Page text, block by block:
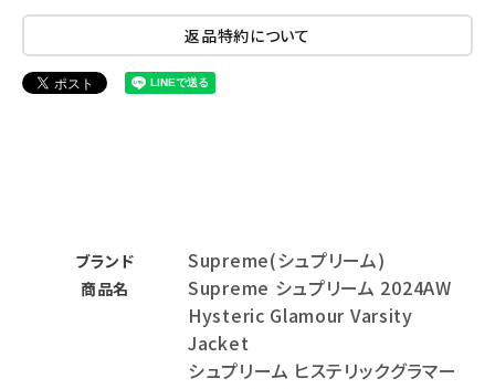
返品特約について
ブランド Supreme(シュプリーム)
商品名
Supreme シュプリーム 2024AW
Hysteric Glamour Varsity
Jacket
シュプリーム ヒステリックグラマー